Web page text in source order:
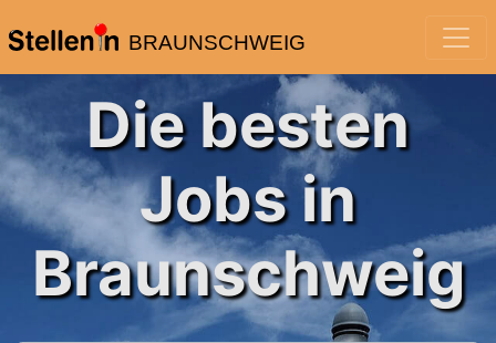
BRAUNSCHWEIG
Die besten
Jobs in
Braunschweig